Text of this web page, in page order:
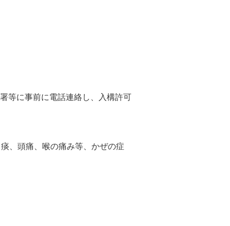
等に事前に電話連絡し、入構許可
、頭痛、喉の痛み等、かぜの症